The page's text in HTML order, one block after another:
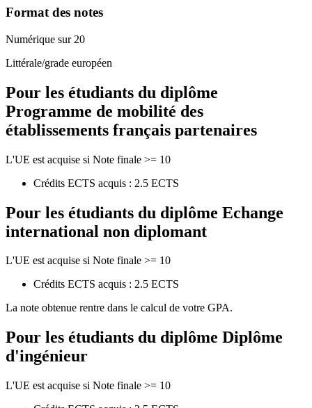
Format des notes
Numérique sur 20
Littérale/grade européen
Pour les étudiants du diplôme
Programme de mobilité des
établissements français partenaires
L'UE est acquise si Note finale >= 10
Crédits ECTS acquis : 2.5 ECTS
Pour les étudiants du diplôme Echange
international non diplomant
L'UE est acquise si Note finale >= 10
Crédits ECTS acquis : 2.5 ECTS
La note obtenue rentre dans le calcul de votre GPA.
Pour les étudiants du diplôme Diplôme
d'ingénieur
L'UE est acquise si Note finale >= 10